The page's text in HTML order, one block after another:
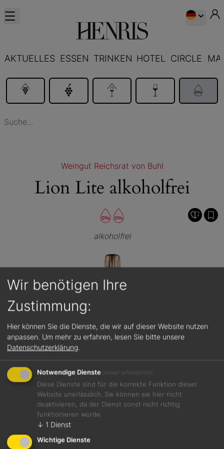
AKTUELLES ESSEN TRINKEN HOTEL CIRCLE
Weingut Reichsrat von Buhl
Lion Lite alkoholfrei
alkoholfrei
Jetzt teilen
Wir benötigen Ihre
Zustimmung:
Hier können Sie die Dienste, die wir auf dieser Website nutzen
anpassen. Um mehr zu erfahren, lesen Sie bitte unsere
Datenschutzerklärung.
Notwendige Dienste (immer erforderlich)
Diese Dienste sind für die korrekte Funktion dieser
Website unerlässlich. Sie können sie hier nicht
deaktivieren, da der Dienst sonst nicht richtig
funktionieren würde.
↓ 1 Dienst
Wichtige Dienste